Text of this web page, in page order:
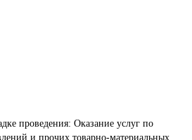
проведения: Оказание услуг по
и прочих товарно-материальных